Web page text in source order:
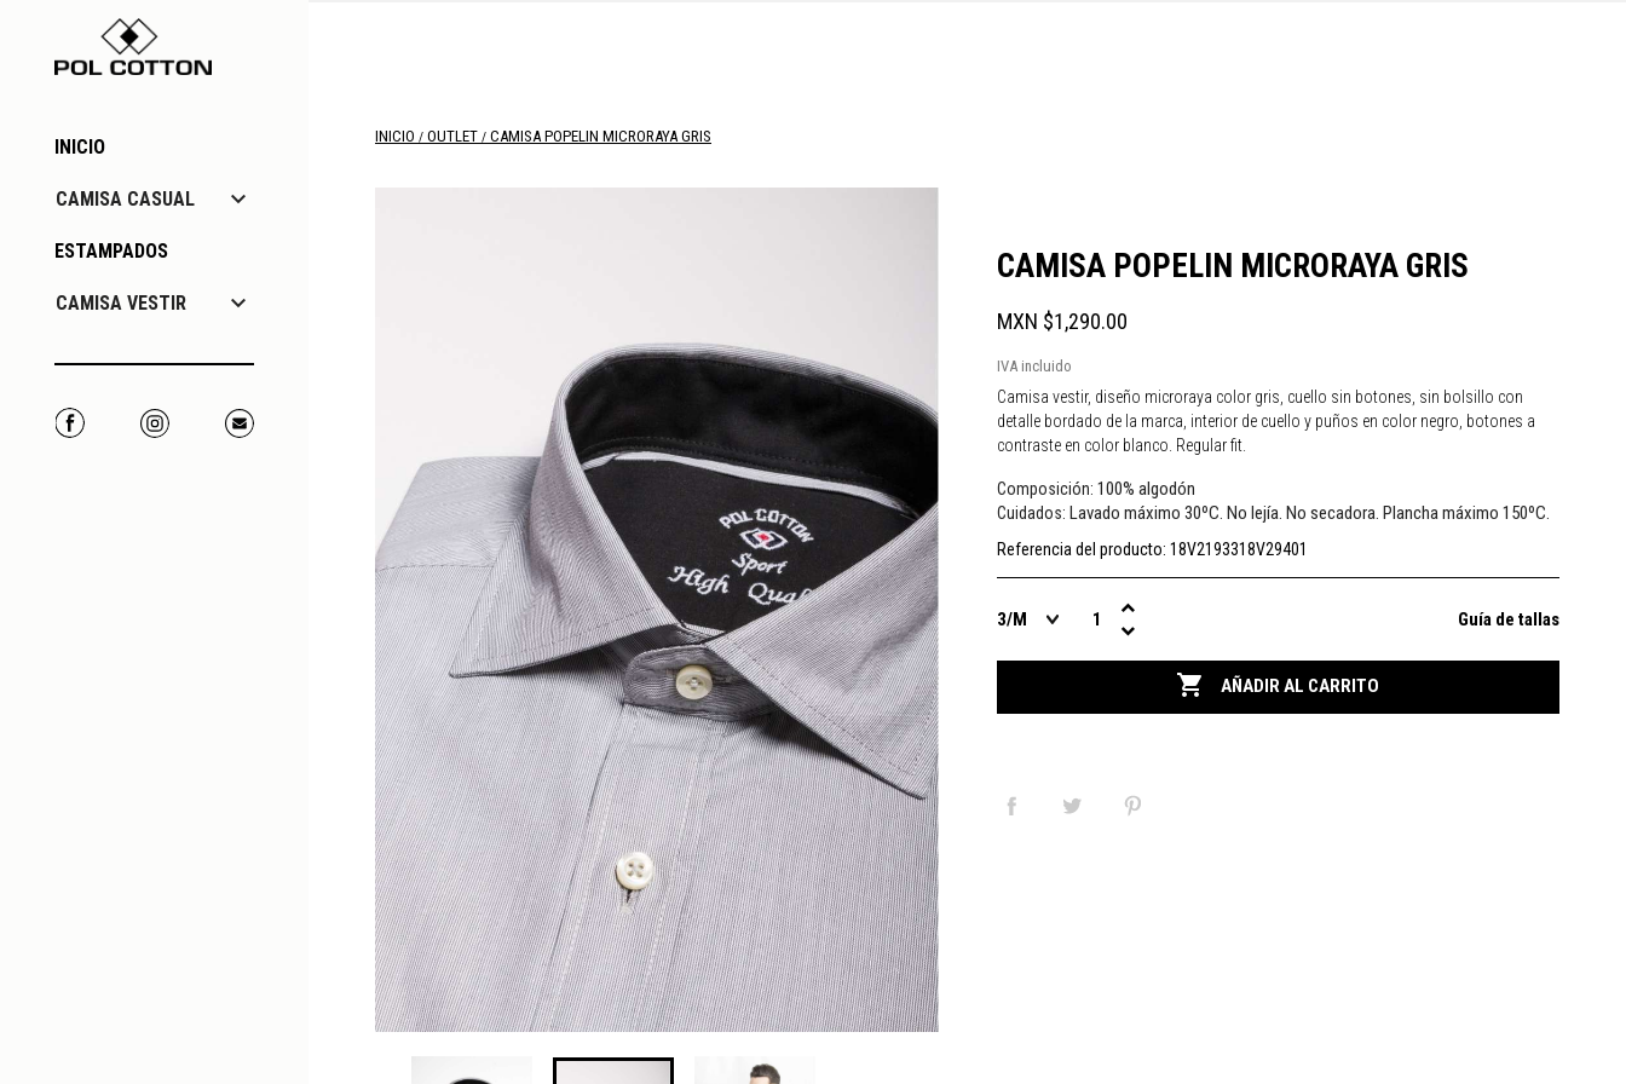
INICIO
CAMISA CASUAL 
ESTAMPADOS
CAMISA VESTIR 
Facebook Instagram
INICIO OUTLET CAMISA POPELIN MICRORAYA GRIS
CAMISA POPELIN MICRORAYA GRIS
MXN $1,290.00
IVA incluido
Camisa vestir, diseño microraya color gris, cuello sin botones, sin bolsillo con
detalle bordado de la marca, interior de cuello y puños en color negro, botones a
contraste en color blanco. Regular fit.
Composición: 100% algodón
Cuidados: Lavado máximo 30ºC. No lejía. No secadora. Plancha máximo 150ºC.
Referencia del producto: 18V2193318V29401
Guía de tallas
 AÑADIR AL CARRITO